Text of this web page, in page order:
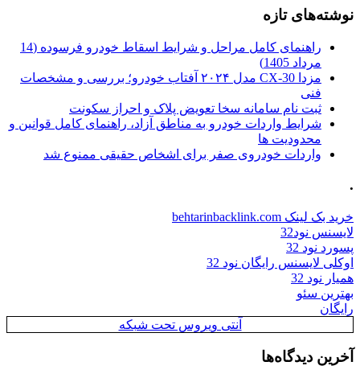
نوشته‌های تازه
راهنمای کامل مراحل و شرایط اسقاط خودرو فرسوده (14
مرداد 1405)
مزدا CX-30 مدل ۲۰۲۴ آفتاب خودرو؛ بررسی و مشخصات
فنی
ثبت نام سامانه سخا تعویض پلاک و احراز سکونت
شرایط واردات خودرو به مناطق آزاد، راهنمای کامل قوانین و
محدودیت ها
واردات خودروی صفر برای اشخاص حقیقی ممنوع شد
.
خرید بک لینک behtarinbacklink.com
لایسنس نود32
پسورد نود 32
اوکلی لایسنس رایگان نود 32
همیار نود 32
بهترین سئو
رایگان
آنتی ویروس تحت شبکه
آخرین دیدگاه‌ها